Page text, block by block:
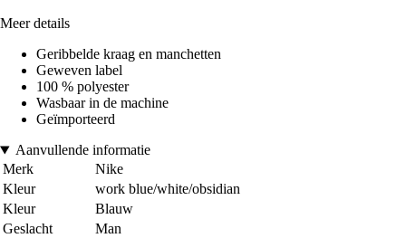
Meer details
Geribbelde kraag en manchetten
Geweven label
100 % polyester
Wasbaar in de machine
Geïmporteerd
Aanvullende informatie
Merk
Nike
Kleur
work blue/white/obsidian
Kleur
Blauw
Geslacht
Man